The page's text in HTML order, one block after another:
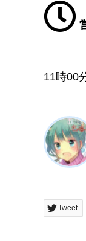
11時00
Tweet